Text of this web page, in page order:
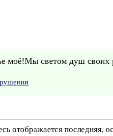
моё!Мы светом душ своих
отображается последняя,